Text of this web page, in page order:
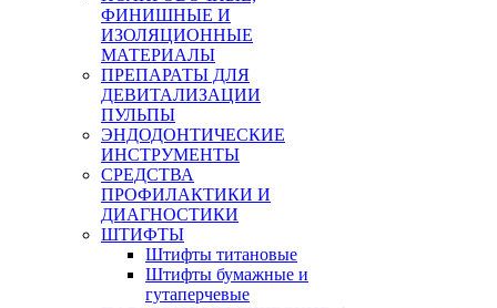
ФИНИШНЫЕ И
ИЗОЛЯЦИОННЫЕ
МАТЕРИАЛЫ
ПРЕПАРАТЫ ДЛЯ
ДЕВИТАЛИЗАЦИИ
ПУЛЬПЫ
ЭНДОДОНТИЧЕСКИЕ
ИНСТРУМЕНТЫ
СРЕДСТВА
ПРОФИЛАКТИКИ И
ДИАГНОСТИКИ
ШТИФТЫ
Штифты титановые
Штифты бумажные и
гутаперчевые